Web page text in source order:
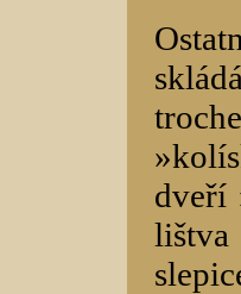
dveří
lištva